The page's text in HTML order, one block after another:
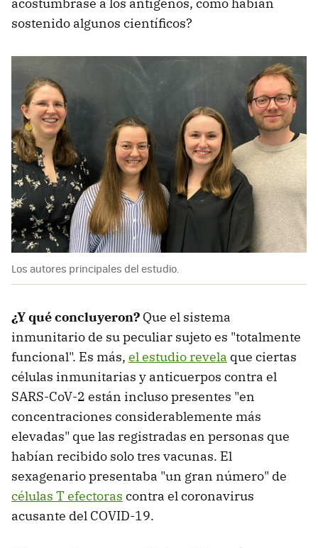
sostenido algunos científicos?
Los autores principales del estudio.
¿Y qué concluyeron? Que el sistema
inmunitario de su peculiar sujeto es "totalmente
funcional". Es más, el estudio revela que ciertas
células inmunitarias y anticuerpos contra el
SARS-CoV-2 están incluso presentes "en
concentraciones considerablemente más
elevadas" que las registradas en personas que
habían recibido solo tres vacunas. El
sexagenario presentaba "un gran número" de
células T efectoras contra el coronavirus
acusante del COVID-19.